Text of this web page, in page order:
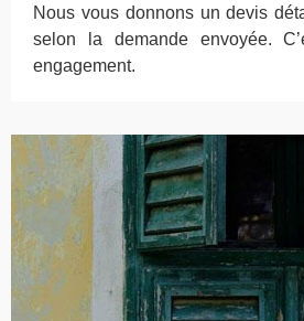
Nous vous donnons un devis
selon la demande envoyée.
engagement.